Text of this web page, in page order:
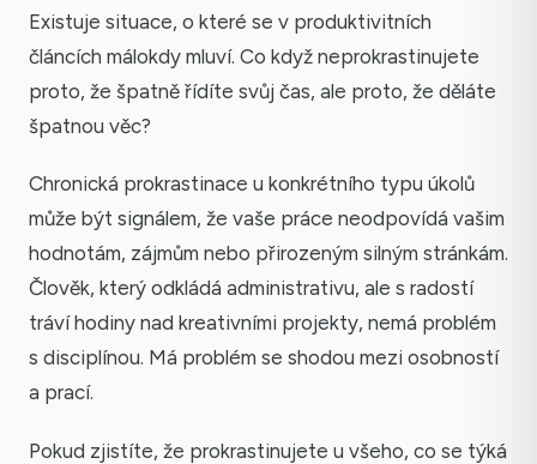
Existuje situace, o které se v produktivitních
článcích málokdy mluví. Co když neprokrastinujete
proto, že špatně řídíte svůj čas, ale proto, že děláte
špatnou věc?
Chronická prokrastinace u konkrétního typu úkolů
může být signálem, že vaše práce neodpovídá vašim
hodnotám, zájmům nebo přirozeným silným stránkám.
Člověk, který odkládá administrativu, ale s radostí
tráví hodiny nad kreativními projekty, nemá problém
s disciplínou. Má problém se shodou mezi osobností
a prací.
Pokud zjistíte, že prokrastinujete u všeho, co se týká